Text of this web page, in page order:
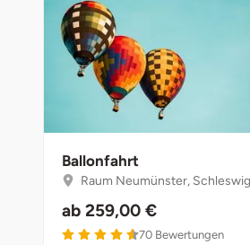
Ballonfahrt
Raum Neumünster, Schleswig-
ab 259,00 €
4.6 von 5
70 Bewertungen